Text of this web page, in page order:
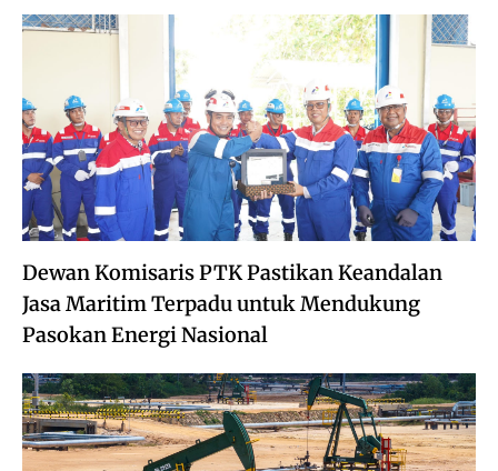
Dewan Komisaris PTK Pastikan Keandalan
Jasa Maritim Terpadu untuk Mendukung
Pasokan Energi Nasional